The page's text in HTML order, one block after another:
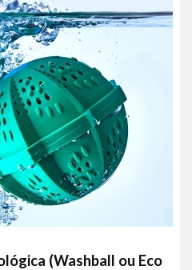
(Washball ou Eco